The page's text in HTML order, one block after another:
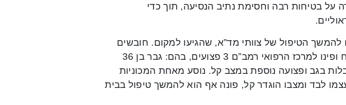
על בטיחות רבה וחסימת נתיב הנסיעה, תוך כדי
להמשך הטיפול של צוותי מד”א, שהגיעו למקום. חובשים
ופראמדיקים העניקו טיפול בשטח ופינו למרכז הרפואי רמב”ם 3 פצועים, בהם: גבר בן 36
עם חבלות בגב ופצועה נוספת במצב קל. נוסע מאחת המכוניות
לבד ומצבו הוגדר קל, פונה אף הוא להמשך טיפול בבית